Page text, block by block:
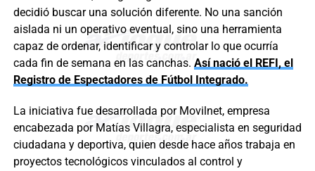
decidió buscar una solución diferente. No una sanción
aislada ni un operativo eventual, sino una herramienta
capaz de ordenar, identificar y controlar lo que ocurría
cada fin de semana en las canchas. Así nació el REFI, el
Registro de Espectadores de Fútbol Integrado.
La iniciativa fue desarrollada por Movilnet, empresa
encabezada por Matías Villagra, especialista en seguridad
ciudadana y deportiva, quien desde hace años trabaja en
proyectos tecnológicos vinculados al control y